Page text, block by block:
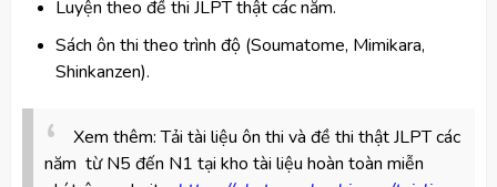
Luyện theo đề thi JLPT thật các năm.
Sách ôn thi theo trình độ (Soumatome, Mimikara,
Shinkanzen).
​​Xem thêm: Tải tài liệu ôn thi và đề thi thậtJLPTcác
năm từ N5 đến N1 tại kho tài liệu hoàn toàn miễn